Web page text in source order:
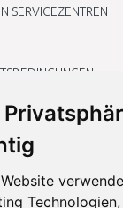
SERVICEZENTREN